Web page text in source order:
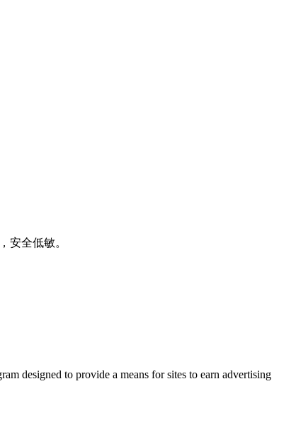
安全低敏。
designed to provide a means for sites to earn advertising